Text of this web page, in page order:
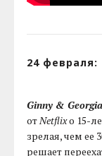
24 февраля:
Ginny & Georgia
отNetflixо 15-
зрелая, чем
решает